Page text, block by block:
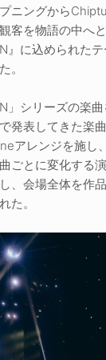
ニングから
客を物語の中へ
』に込められた
。
」シリーズの楽
発表してきた楽
アレンジを施し
ごとに変化する
、会場全体を作
た。